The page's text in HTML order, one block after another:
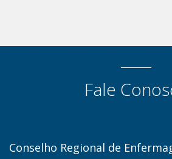
Fale
Conselho Regional de